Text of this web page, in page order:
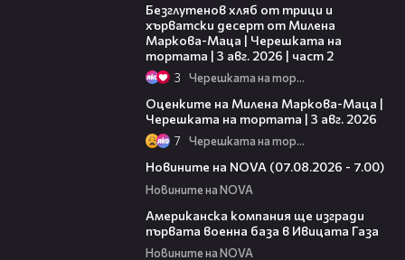
Безглутенов хляб от трици и
хърватски десерт от Милена
Маркова-Маца | Черешката на
тортата | 3 авг. 2026 | част 2
3 Черешката на тортата
Оценките на Милена Маркова-Маца |
Черешката на тортата | 3 авг. 2026
7 Черешката на тортата
Новините на NOVA (07.08.2026 - 7.00)
Новините на NOVA
Американска компания ще изгради
първата военна база в Ивицата Газа
Новините на NOVA